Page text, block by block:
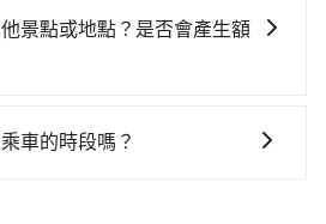
的交通費，所以對於不是這麼趕
還是比較划算的。如果你僅
租還動作，另外承租過程繁瑣，
分鐘做簽約與車體檢查，甚至還
數超過四位時，叫兩輛計程車的
輛tripool的九人座廂型車最高可
大眾運輸。 便利性：需要便利性
程車，喜歡探險和體驗當地文化
車吧等。tripool旅步專注在長程
包車，不論從哪邊去哪裡（當然
選擇。
更多的景點，並且可以按照自己
。除了景點本身，還可以體驗周
居民請教，了解更多的深度資訊
景點或地點？是否會產生額
「加點服務」，每個點距離在 5
車的時段嗎？